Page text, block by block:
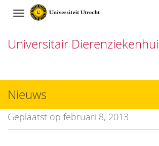
Navigation
Universitair
naar
inhoud
Nieuws
Geplaatst op februari 8, 2013